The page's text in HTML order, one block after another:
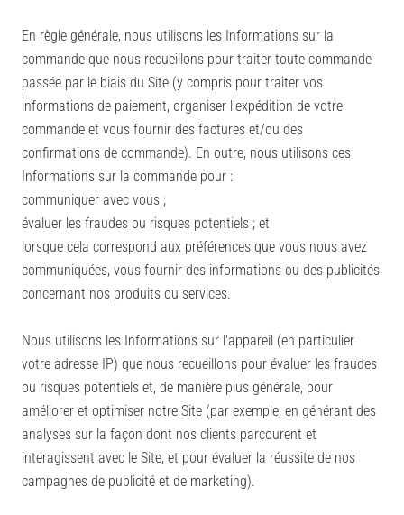
En règle générale, nous utilisons les Informations sur la
commande que nous recueillons pour traiter toute commande
passée par le biais du Site (y compris pour traiter vos
informations de paiement, organiser l'expédition de votre
commande et vous fournir des factures et/ou des
confirmations de commande). En outre, nous utilisons ces
Informations sur la commande pour :
communiquer avec vous ;
évaluer les fraudes ou risques potentiels ; et
lorsque cela correspond aux préférences que vous nous avez
communiquées, vous fournir des informations ou des publicités
concernant nos produits ou services.
Nous utilisons les Informations sur l'appareil (en particulier
votre adresse IP) que nous recueillons pour évaluer les fraudes
ou risques potentiels et, de manière plus générale, pour
améliorer et optimiser notre Site (par exemple, en générant des
analyses sur la façon dont nos clients parcourent et
interagissent avec le Site, et pour évaluer la réussite de nos
campagnes de publicité et de marketing).